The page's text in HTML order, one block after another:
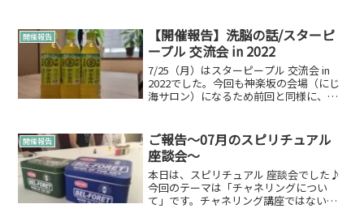
いただきました。大通りに面していて通
行人の方か...
開催報告
【開催報告】洗脳の話/スターピ
ープル 交流会 in 2022
7/25（月）はスターピープル 交流会 in
2022でした。今回も神楽坂の会場（にじ
海サロン）になるため前回と同様に、、
ただきました♪スターピープル・スター
シードと...
開催報告
ご報告～07月のスピリチュアル
座談会～
本日は、スピリチュアル 座談会でした♪
今回のテーマは「チャネリングについ
て」です。チャネリング講座ではないの